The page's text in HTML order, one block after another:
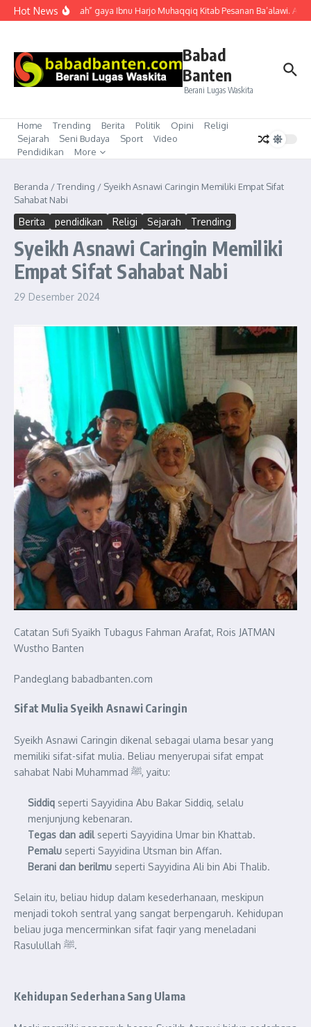
Lewati ke konten
Hot News“Mubahalah” gaya Ibnu Harjo Muhaqqiq Kitab Pesanan Ba’alawi.
Babad
Banten
Berani Lugas Waskita
Home Trending Berita Politik Opini
Religi
Sejarah
Seni Budaya Sport
Video
Pendidikan
More
Beranda /Trending / Syeikh Asnawi Caringin Memiliki Empat Sifat
Sahabat Nabi
Berita pendidikan Religi Sejarah Trending
Syeikh Asnawi Caringin Memiliki
Empat Sifat Sahabat Nabi
29 Desember 2024
Catatan Sufi Syaikh Tubagus Fahman Arafat, Rois JATMAN
Wustho Banten
Pandeglang babadbanten.com
Sifat Mulia Syeikh Asnawi Caringin
Syeikh Asnawi Caringin dikenal sebagai ulama besar yang
memiliki sifat-sifat mulia. Beliau menyerupai sifat empat
sahabat Nabi Muhammad ﷺ, yaitu:
Siddiq seperti Sayyidina Abu Bakar Siddiq, selalu
menjunjung kebenaran.
Tegas dan adilseperti Sayyidina Umar bin Khattab.
Pemalu seperti Sayyidina Utsman bin Affan.
Berani dan berilmu seperti Sayyidina Ali bin Abi Thalib.
Selain itu, beliau hidup dalam kesederhanaan, meskipun
menjadi tokoh sentral yang sangat berpengaruh. Kehidupan
beliau juga mencerminkan sifat faqir yang meneladani
Rasulullah ﷺ.
Kehidupan Sederhana Sang Ulama